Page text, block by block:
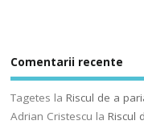
Comentarii recente
Tagetes laRiscul de a
Adrian Cristescu laRiscul